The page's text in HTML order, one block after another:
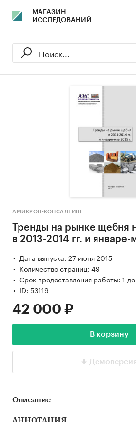
МАГАЗИН
ИССЛЕДОВАНИЙ
АМИКРОН-КОНСАЛТИНГ
Тренды на рынке щебня
в 2013-2014 гг. и январе-
Дата выпуска: 27 июня 2015
Количество страниц: 49
Срок предоставления работы: 1
ID: 53119
42 000 ₽
В корзину
Демоверсия
Описание